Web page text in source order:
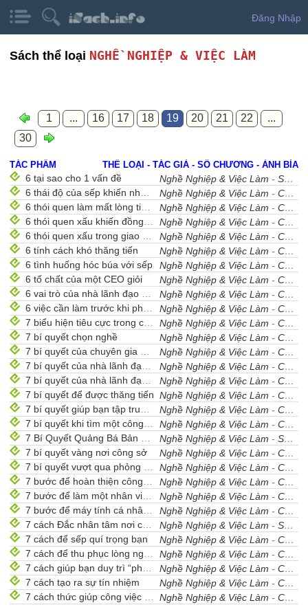
Đăng Nhập
Sách thể loại NGHỀ NGHIỆP & VIỆC LÀM
1 ... 16 17 18 19 20 21 22
...
30
TÁC PHẨM THỂ LOẠI - TÁC GIẢ - SỐ CHƯƠNG - ẢNH BÌA
6 tại sao cho 1 vấn đề Nghề Nghiệp & Việc Làm -Sưu Tầm
6 thái độ của sếp khiến nhân viên hài lòng
Nghề Nghiệp & Việc Làm -Cẩm Nang Nghề Nghiệp
6 thói quen làm mất lòng tin nơi công sở
Nghề Nghiệp & Việc Làm -Cẩm Nang Nghề Nghiệp
6 thói quen xấu khiến đồng nghiệp không tin
Nghề Nghiệp & Việc Làm -Cẩm Nang Nghề Nghiệp
6 thói quen xấu trong giao tiếp
Nghề Nghiệp & Việc Làm -Cẩm Nang Nghề Nghiệp
6 tính cách khó thăng tiến
Nghề Nghiệp & Việc Làm -Cẩm Nang Nghề Nghiệp
6 tình huống hóc búa với sếp
Nghề Nghiệp & Việc Làm -Cẩm Nang Nghề Nghiệp
6 tố chất của một CEO giỏi
Nghề Nghiệp & Việc Làm -Cẩm Nang Nghề Nghiệp
6 vai trò của nhà lãnh đạo hiện đại
Nghề Nghiệp & Việc Làm -Cẩm Nang Nghề Nghiệp
6 việc cần làm trước khi phá sản
Nghề Nghiệp & Việc Làm -Cẩm Nang Nghề Nghiệp
7 biểu hiện tiêu cực trong công việc
Nghề Nghiệp & Việc Làm -Cẩm Nang Nghề Nghiệp
7 bí quyết chọn nghề
Nghề Nghiệp & Việc Làm -Cẩm Nang Nghề Nghiệp
7 bí quyết của chuyên gia bán hàng thành công
Nghề Nghiệp & Việc Làm -Cẩm Nang Nghề Nghiệp
7 bí quyết của nhà lãnh đạo truyền cảm (phần 1)
Nghề Nghiệp & Việc Làm -Cẩm Nang Nghề Nghiệp
7 bí quyết của nhà lãnh đạo truyền cảm (phần 2)
Nghề Nghiệp & Việc Làm -Cẩm Nang Nghề Nghiệp
7 bí quyết để được thăng tiến Nghề Nghiệp & Việc Làm -Cẩm Nang Nghề Nghiệp
7 bí quyết giúp bạn tập trung làm việc
Nghề Nghiệp & Việc Làm -Cẩm Nang Nghề Nghiệp
7 bí quyết khi tìm một công việc mới
Nghề Nghiệp & Việc Làm -Cẩm Nang Nghề Nghiệp
7 Bí Quyết Quảng Bá Bản Thân
Nghề Nghiệp & Việc Làm -Sưu Tầm
7 bí quyết vàng nơi công sở
Nghề Nghiệp & Việc Làm -Cẩm Nang Nghề Nghiệp
7 bí quyết vượt qua phỏng vấn
Nghề Nghiệp & Việc Làm -Cẩm Nang Nghề Nghiệp
7 bước để hoàn thiện công việc hơn nữa
Nghề Nghiệp & Việc Làm -Cẩm Nang Nghề Nghiệp
7 bước để làm một nhân viên PR chuyên nghiệp
Nghề Nghiệp & Việc Làm -Cẩm Nang Nghề Nghiệp
7 bước để máy tính cá nhân chạy tốt
Nghề Nghiệp & Việc Làm -Cẩm Nang Nghề Nghiệp
7 cách Đắc nhân tâm nơi công sở
Nghề Nghiệp & Việc Làm -Sưu Tầm
7 cách để sếp quí trọng bạn
Nghề Nghiệp & Việc Làm -Cẩm Nang Nghề Nghiệp
7 cách để thu phục lòng người
Nghề Nghiệp & Việc Làm -Cẩm Nang Nghề Nghiệp
7 cách giúp bạn duy trì “phong độ” làm việc
Nghề Nghiệp & Việc Làm -Cẩm Nang Nghề Nghiệp
7 cách tạo ra sự tín nhiệm
Nghề Nghiệp & Việc Làm -Cẩm Nang Nghề Nghiệp
7 cách thức giúp công việc trở nên thú vị hơn
Nghề Nghiệp & Việc Làm -Cẩm Nang Nghề Nghiệp